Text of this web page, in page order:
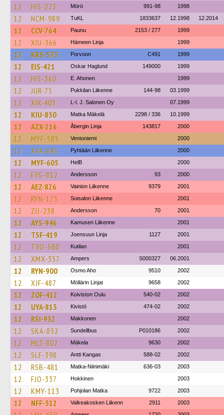
12 HIS-223 Mörö 991-98 1998
12 NCM-989 TuKL 1833637 12.1998 12.2014
12 CCV-764 Paunu 2153 / 277 1999
12 XIU-366 Hämeen Linja 1999
12 KRS-573 Porvoon C491 1999
12 EIS-421 Oskar Haglund 149000 1999
12 HIS-360 E. Ahonen 1999
12 JUR-75 Pukkilan Liikenne 144-98 03.1999
12 XIR-403 L-l. J. Salonen Oy 07.1999
12 KIU-850 Matka Mäkelä 2298 / 336 10.1999
12 AZX-216 Åbergin Linja 143817 2000
12 MYF-585 Ventoniemi 2000
12 XYA-845 Pyhtään Liikenne 2000
12 MYF-605 HelB 2000
12 EYG-812 Andersson 93 2000
12 AEZ-826 Vainion Liikenne 9379 2001
12 RYN-175 Soisalon Liikenne 2001
12 ZIJ-238 Andersson 70 2001
12 AYS-946 Kamusen Liikenne 2001
12 TSF-419 Joensuun Linja 1127 2001
12 TYO-580 Kutilan 2001
12 XMX-357 Ampers S000327 06.2001
12 RYN-900 Osmo Aho 9510 2002
12 XJF-487 Möllärin Linjat 9658 2002
12 ZOF-412 Koiviston Oulu 540-02 2002
12 UYA-813 Kivistö 474-02 2002
12 RSI-932 Makkonen 2002
12 SKA-852 Sundellbus P010186 2002
12 MLT-802 Mäkela 9630 2002
12 SLF-398 Antti Kangas 588-02 2002
12 RSB-481 Matka-Niinimäki 636-03 2003
12 FJO-337 Hokkinen 2003
12 KMY-113 Pohjolan Matka 9722 2003
12 NFF-512 Valkeakosken Liikenn 2911 2003